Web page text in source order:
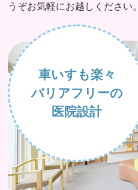
うぞお気軽にお越しください。
車いすも楽々
バリアフリーの
医院設計